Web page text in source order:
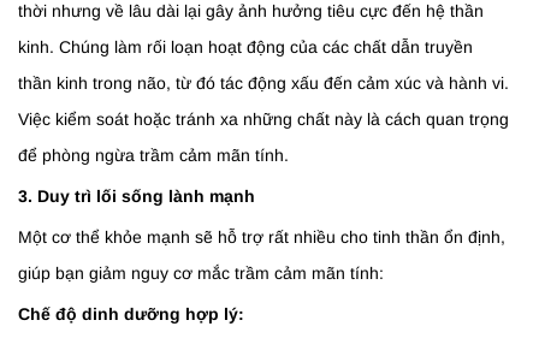
thời nhưng về lâu dài lại gây ảnh hưởng tiêu cực đến hệ thần
kinh. Chúng làm rối loạn hoạt động của các chất dẫn truyền
thần kinh trong não, từ đó tác động xấu đến cảm xúc và hành vi.
Việc kiểm soát hoặc tránh xa những chất này là cách quan trọng
để phòng ngừa trầm cảm mãn tính.
3. Duy trì lối sống lành mạnh
Một cơ thể khỏe mạnh sẽ hỗ trợ rất nhiều cho tinh thần ổn định,
giúp bạn giảm nguy cơ mắc trầm cảm mãn tính:
Chế độ dinh dưỡng hợp lý: